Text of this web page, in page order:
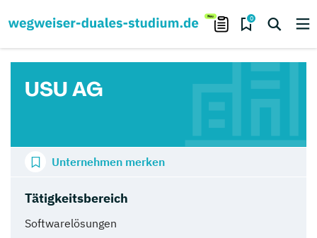
0
USU AG
Tätigkeitsbereich
Softwarelösungen
Unternehmen merken